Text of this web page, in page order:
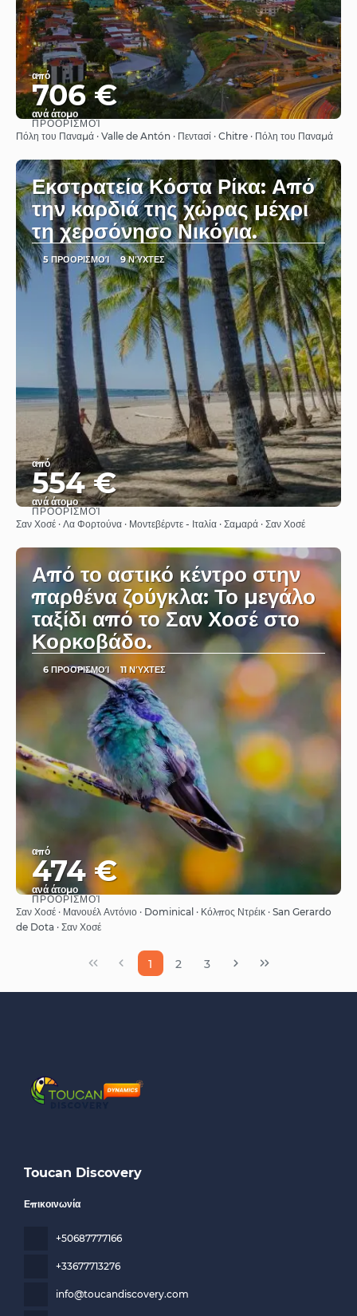
από
706 €
ανά άτομο
Βλέπω
ΠΡΟΟΡΙΣΜΟΊ
Πόλη του Παναμά · Valle de Antón · Πεντασί · Chitre · Πόλη του Παναμά
Εκστρατεία Κόστα Ρίκα: Από
την καρδιά της χώρας μέχρι
τη χερσόνησο Νικόγια.
5 ΠΡΟΟΡΙΣΜΟΊ 9 ΝΎΧΤΕΣ
από
554 €
ανά άτομο
Βλέπω
ΠΡΟΟΡΙΣΜΟΊ
Σαν Χοσέ · Λα Φορτούνα · Μοντεβέρντε - Ιταλία · Σαμαρά · Σαν Χοσέ
Από το αστικό κέντρο στην
παρθένα ζούγκλα: Το μεγάλο
ταξίδι από το Σαν Χοσέ στο
Κορκοβάδο.
6 ΠΡΟΟΡΙΣΜΟΊ 11 ΝΎΧΤΕΣ
από
474 €
ανά άτομο
Βλέπω
ΠΡΟΟΡΙΣΜΟΊ
Σαν Χοσέ · Μανουέλ Αντόνιο · Dominical · Κόλπος Ντρέικ · San Gerardo
de Dota · Σαν Χοσέ
1 2 3
Toucan Discovery
Επικοινωνία
+50687777166
+33677713276
info@toucandiscovery.com